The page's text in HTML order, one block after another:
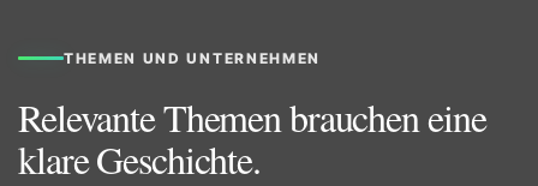
THEMEN UND UNTERNEHMEN
Relevante Themen brauchen eine
klare Geschichte.